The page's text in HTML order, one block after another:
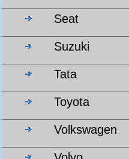
Seat
Suzuki
Tata
Toyota
Volkswagen